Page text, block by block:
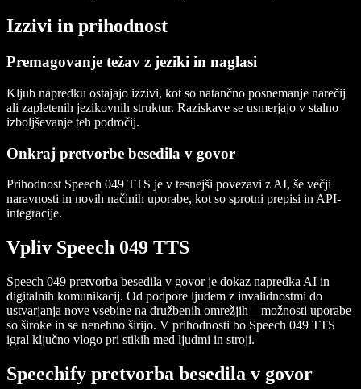
Izzivi in prihodnost
Premagovanje težav z jeziki in naglasi
Kljub napredku ostajajo izzivi, kot so natančno posnemanje narečij
ali zapletenih jezikovnih struktur. Raziskave se usmerjajo v stalno
izboljševanje teh področij.
Onkraj pretvorbe besedila v govor
Prihodnost Speech 049 TTS je v tesnejši povezavi z AI, še večji
naravnosti in novih načinih uporabe, kot so sprotni prepisi in API-
integracije.
Vpliv Speech 049 TTS
Speech 049 pretvorba besedila v govor je dokaz napredka AI in
digitalnih komunikacij. Od podpore ljudem z invalidnostmi do
ustvarjanja nove vsebine na družbenih omrežjih – možnosti uporabe
so široke in se nenehno širijo. V prihodnosti bo Speech 049 TTS
igral ključno vlogo pri stikih med ljudmi in stroji.
Speechify pretvorba besedila v govor